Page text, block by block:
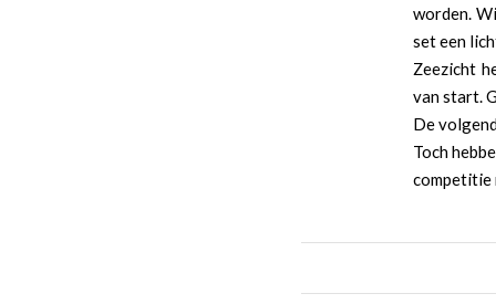
worden.
set een
Zeezicht
van start.
De
Toch
competitie